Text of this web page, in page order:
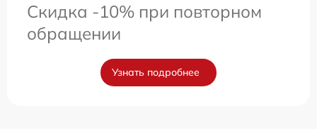
Скидка -10% при повторном
обращении
Узнать подробнее